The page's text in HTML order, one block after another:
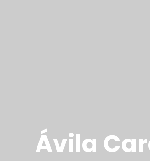
Ávila